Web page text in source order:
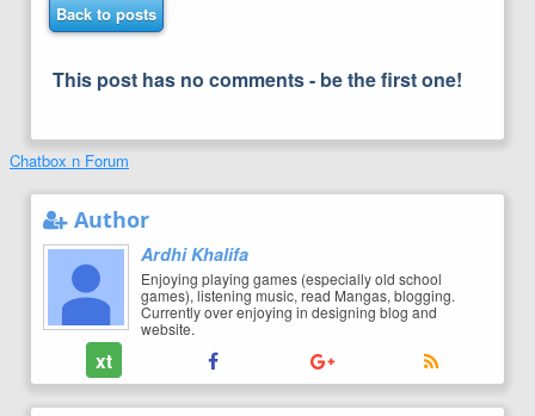
Back to posts
This post has no comments - be the first one!
Chatbox n Forum
Author
Ardhi Khalifa
Enjoying playing games (especially old school
games), listening music, read Mangas, blogging.
Currently over enjoying in designing blog and
website.
xt